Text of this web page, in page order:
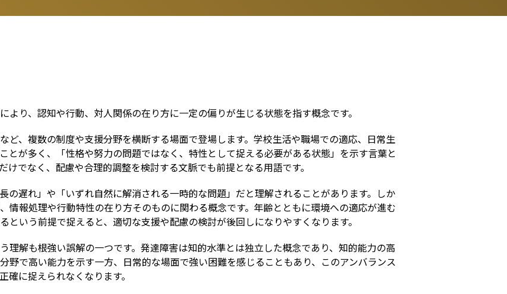
り、認知や行動、対人関係の在り方に一定の偏りが生じる状態を指す概念です。
ど、複数の制度や支援分野を横断する場面で登場します。学校生活や職場での適応、日常生
とが多く、「性格や努力の問題ではなく、特性として捉える必要がある状態」を示す言葉と
けでなく、配慮や合理的調整を検討する文脈でも前提となる用語です。
の遅れ」や「いずれ自然に解消される一時的な問題」だと理解されることがあります。しか
情報処理や行動特性の在り方そのものに関わる概念です。年齢とともに環境への適応が進む
という前提で捉えると、適切な支援や配慮の検討が後回しになりやすくなります。
理解も根強い誤解の一つです。発達障害は知的水準とは独立した概念であり、知的能力の高
野で高い能力を示す一方、日常的な場面で強い困難を感じることもあり、このアンバランス
確に捉えられなくなります。